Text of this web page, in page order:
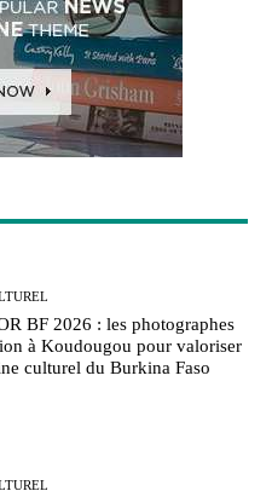
BF 2026 : les photographes
à Koudougou pour valoriser
culturel du Burkina Faso